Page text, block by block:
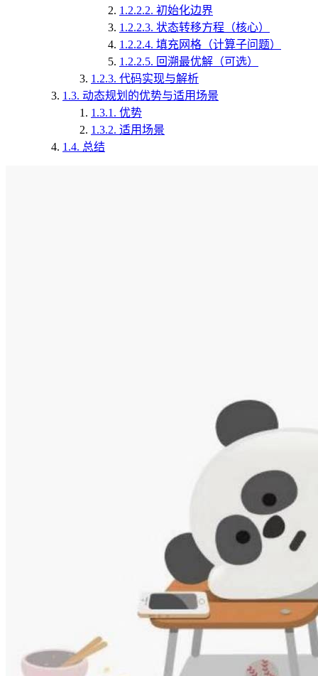
1.2.2.2. 初始化边界
1.2.2.3. 状态转移方程（核心）
1.2.2.4. 填充网格（计算子问题）
1.2.2.5. 回溯最优解（可选）
1.2.3. 代码实现与解析
1.3. 动态规划的优势与适用场景
1.3.1. 优势
1.3.2. 适用场景
1.4. 总结